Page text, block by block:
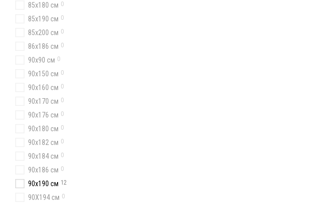
85х180 см 0
85х190 см 0
85х200 см 0
86х186 см 0
90х90 см 0
90x150 см 0
90x160 см 0
90х170 см 0
90x176 см 0
90x180 см 0
90х182 см 0
90х184 см 0
90x186 см 0
90x190 см 12
90Х194 см 0